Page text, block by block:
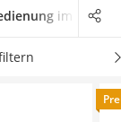
mit
unserer
hat uns hier
Lighting
im